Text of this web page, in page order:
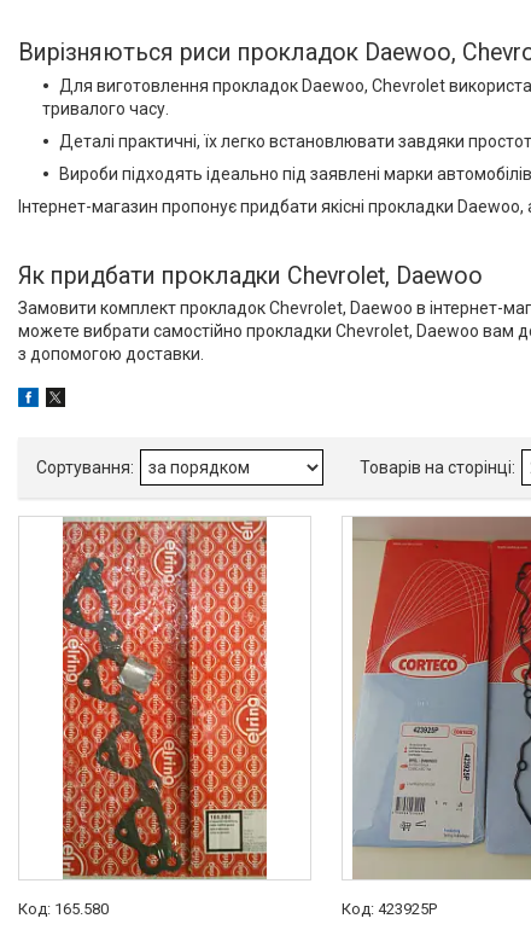
Товари та послуги
Запчастини для
мікроавтобусів
Daewoo,Chevrolet
Daewoo,Chevrolet
Дроти для Daewoo,Chevrolet
Daewoo, Chevrolet
Daewoo,Chevrolet
Прокладки Daewoo,Chevrolet
Деталі кузова
Daewoo,Chevrolet
Термостати Daewoo,Chevrolet
Високовольтні дроти
Гальмівна трубка WP
Свічки запалювання і
розжарювання
Автомобільні лампочки
Авто аксесуари, Інструмент,
Насоси, Домкрати
Щітки склоочисника
Автохімія
Вирізняються риси прокладок Daewoo,
Для виготовлення прокладок Daewoo, Chevrolet
тривалого часу.
Деталі практичні, їх легко встановлювати завдяки простоті
Вироби підходять ідеально під заявлені марки автомобілів.
Інтернет-магазин пропонує придбати якісні прокладки
Як придбати прокладки Chevrolet, Daewoo
Замовити комплект прокладок Chevrolet, Daewoo в інтернет-
можете вибрати самостійно прокладки Chevrolet, Daewoo вам
з допомогою доставки.
165.580 423925P